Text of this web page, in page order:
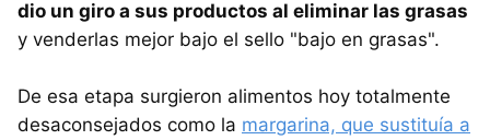
dio un giro a sus productos al eliminar las grasas
y venderlas mejor bajo el sello "bajo en grasas".
De esa etapa surgieron alimentos hoy totalmente
desaconsejados como la margarina, que sustituía a